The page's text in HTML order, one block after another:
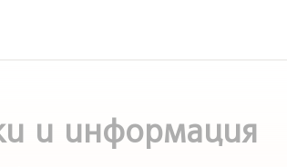
и информация